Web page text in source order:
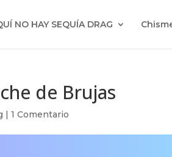
NO HAY SEQUÍA DRAG
de Brujas
|1 Comentario